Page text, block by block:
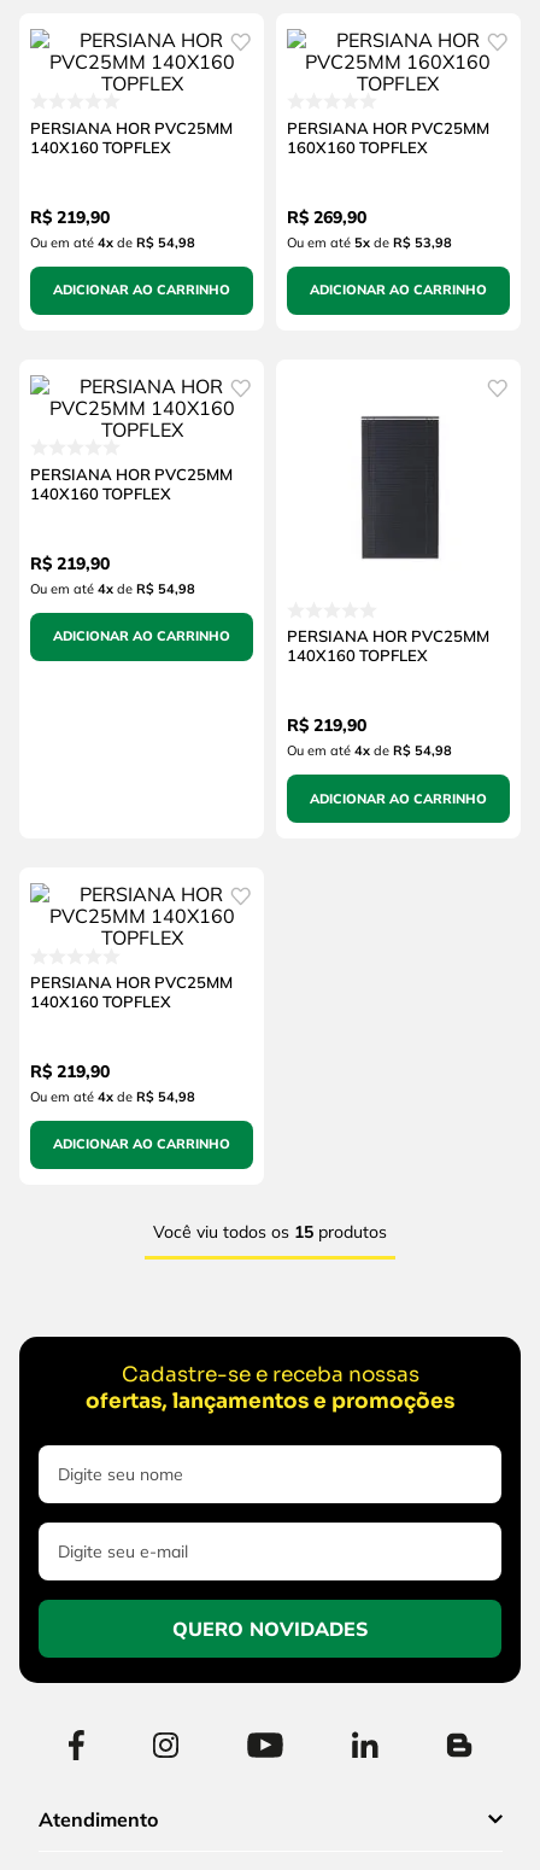
PERSIANA HOR PVC25MM
140X160 TOPFLEX
R$ 219,90
Ou em até 4xde R$ 54,98
ADICIONAR AO CARRINHO
PERSIANA HOR PVC25MM
160X160 TOPFLEX
R$ 269,90
Ou em até 5xde R$ 53,98
ADICIONAR AO CARRINHO
PERSIANA HOR PVC25MM
140X160 TOPFLEX
R$ 219,90
Ou em até 4xde R$ 54,98
ADICIONAR AO CARRINHO
PERSIANA HOR PVC25MM
140X160 TOPFLEX
R$ 219,90
Ou em até 4xde R$ 54,98
ADICIONAR AO CARRINHO
PERSIANA HOR PVC25MM
140X160 TOPFLEX
R$ 219,90
Ou em até 4xde R$ 54,98
ADICIONAR AO CARRINHO
Você viu todos os 15 produtos
Cadastre-se e receba nossas
ofertas, lançamentos e promoções
QUERO NOVIDADES
Atendimento